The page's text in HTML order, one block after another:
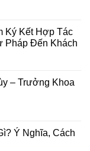
Ký Kết Hợp Tác
Pháp Đến Khách
– Trưởng Khoa
Ý Nghĩa, Cách